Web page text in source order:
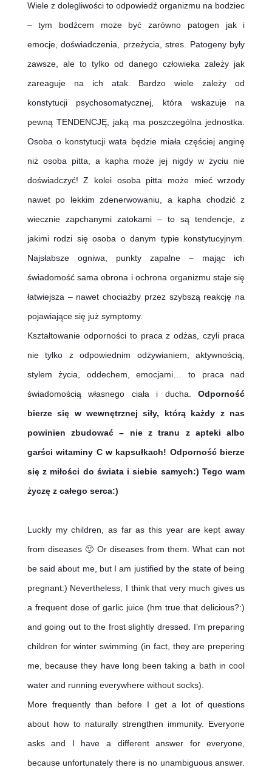
Wiele z dolegliwości to odpowiedź organizmu na bodziec
– tym bodźcem może być zarówno patogen jak i
emocje, doświadczenia, przeżycia, stres. Patogeny były
zawsze, ale to tylko od danego człowieka zależy jak
zareaguje na ich atak. Bardzo wiele zależy od
konstytucji psychosomatycznej, która wskazuje na
pewną TENDENCJĘ, jaką ma poszczególna jednostka.
Osoba o konstytucji wata będzie miała częściej anginę
niż osoba pitta, a kapha może jej nigdy w życiu nie
doświadczyć! Z kolei osoba pitta może mieć wrzody
nawet po lekkim zdenerwowaniu, a kapha chodzić z
wiecznie zapchanymi zatokami – to są tendencje, z
jakimi rodzi się osoba o danym typie konstytucyjnym.
Najsłabsze ogniwa, punkty zapalne – mając ich
świadomość sama obrona i ochrona organizmu staje się
łatwiejsza – nawet chociażby przez szybszą reakcję na
pojawiające się już symptomy.
Kształtowanie odporności to praca z odżas, czyli praca
nie tylko z odpowiednim odżywianiem, aktywnością,
stylem życia, oddechem, emocjami… to praca nad
świadomością własnego ciała i ducha. Odporność
bierze się w wewnętrznej siły, którą każdy z nas
powinien zbudować – nie z tranu z apteki albo
garści witaminy C w kapsułkach! Odporność bierze
się z miłości do świata i siebie samych:) Tego wam
życzę z całego serca:)
Luckly my children, as far as this year are kept away
from diseases 🙂 Or diseases from them. What can not
be said about me, but I am justified by the state of being
pregnant:) Nevertheless, I think that very much gives us
a frequent dose of garlic juice (hm true that delicious?:)
and going out to the frost slightly dressed. I’m preparing
children for winter swimming (in fact, they are prepering
me, because they have long been taking a bath in cool
water and running everywhere without socks).
More frequently than before I get a lot of questions
about how to naturally strengthen immunity. Everyone
asks and I have a different answer for everyone,
because unfortunately there is no unambiguous answer.